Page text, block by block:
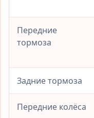
Передние
тормоза
Задние тормоза
Передние колёса